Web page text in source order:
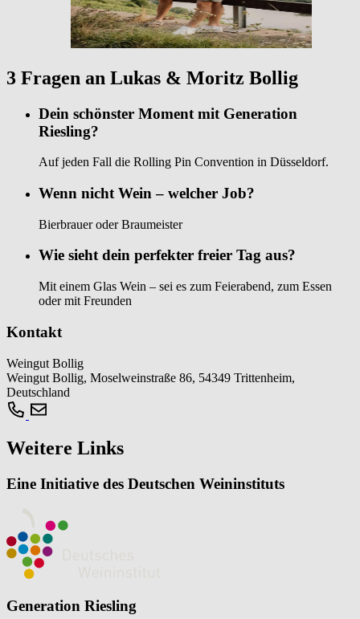
3 Fragen an Lukas & Moritz Bollig
Dein schönster Moment mit Generation
Riesling?
Auf jeden Fall die Rolling Pin Convention in Düsseldorf.
Wenn nicht Wein – welcher Job?
Bierbrauer oder Braumeister
Wie sieht dein perfekter freier Tag aus?
Mit einem Glas Wein – sei es zum Feierabend, zum Essen
oder mit Freunden
Kontakt
Weingut Bollig
Weingut Bollig, Moselweinstraße 86, 54349 Trittenheim,
Deutschland
Weitere Links
Eine Initiative des Deutschen Weininstituts
Generation Riesling